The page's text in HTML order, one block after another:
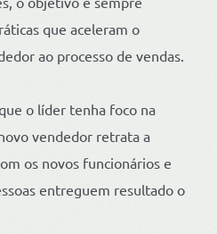
que aceleram o
ao processo de vendas.
o líder tenha foco na
vendedor retrata a
os novos funcionários e
entreguem resultado o